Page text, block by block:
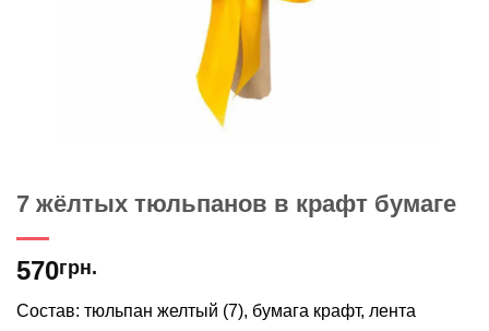
7 жёлтых тюльпанов в крафт бумаге
570грн.
Состав: тюльпан желтый (7), бумага крафт, лента